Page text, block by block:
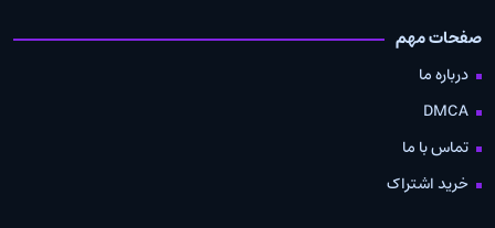
صفحات مهم
درباره ما
DMCA
تماس با ما
خرید اشتراک